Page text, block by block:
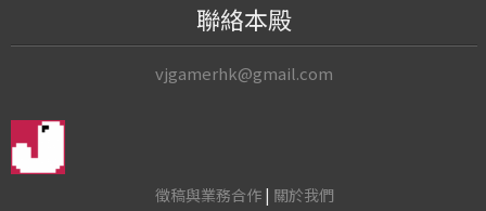
聯絡本殿
vjgamerhk@gmail.com
徵稿與業務合作| 關於我們